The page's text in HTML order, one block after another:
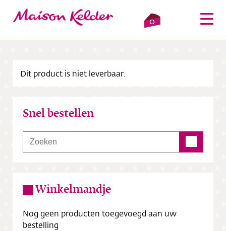
0
Verkooppunten
Bezorging
Contact
Dit product is niet leverbaar.
Snel bestellen
Winkelmandje
Nog geen producten toegevoegd aan uw
bestelling